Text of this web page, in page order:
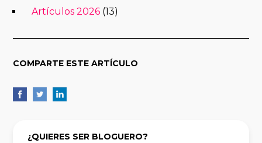
Artículos 2026 (13)
COMPARTE ESTE ARTÍCULO
¿QUIERES SER BLOGUERO?